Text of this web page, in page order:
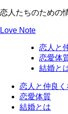
恋人たちのための
Love Note
恋人と
恋愛体
結婚と
恋人と仲良
恋愛体質
結婚とは